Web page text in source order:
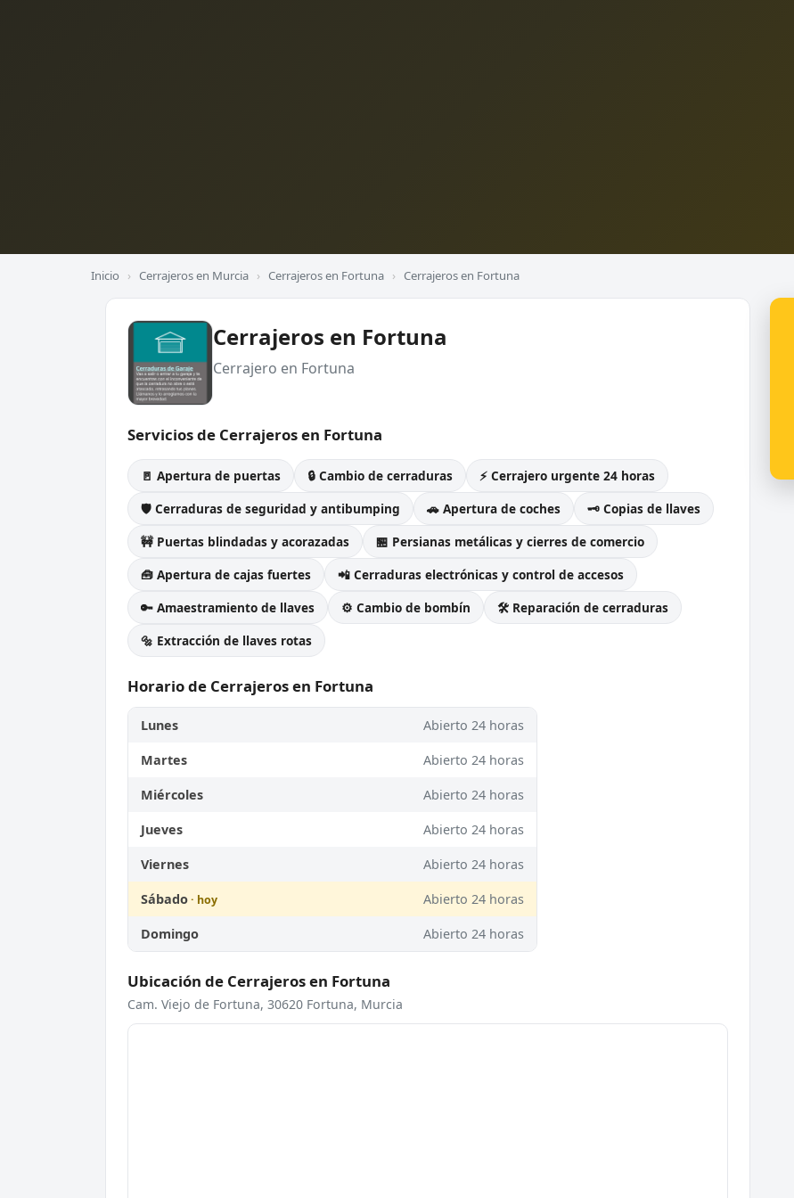
Inicio › Cerrajeros en Murcia › Cerrajeros en Fortuna › Cerrajeros en Fortuna
Cerrajeros en Fortuna
Cerrajero en Fortuna
Servicios de Cerrajeros en Fortuna
🚪 Apertura de puertas 🔒 Cambio de cerraduras
⚡ Cerrajero urgente 24 horas
🛡️ Cerraduras de seguridad y antibumping
🚗 Apertura de coches
🗝️ Copias de llaves
🚧 Puertas blindadas y acorazadas
🏪 Persianas metálicas y cierres de comercio
🧰 Apertura de cajas fuertes
📲 Cerraduras electrónicas y control de accesos
🔑 Amaestramiento de llaves
⚙️ Cambio de bombín
🛠️ Reparación de cerraduras
🔩 Extracción de llaves rotas
Horario de Cerrajeros en Fortuna
Lunes Abierto 24 horas
Martes Abierto 24 horas
Miércoles Abierto 24 horas
Jueves Abierto 24 horas
Viernes Abierto 24 horas
Sábado Abierto 24 horas
Domingo Abierto 24 horas
Ubicación de Cerrajeros en Fortuna
Cam. Viejo de Fortuna, 30620 Fortuna, Murcia